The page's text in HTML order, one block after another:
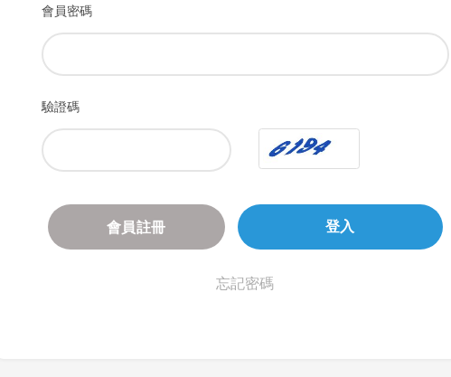
會員密碼
驗證碼
會員註冊 登入
忘記密碼